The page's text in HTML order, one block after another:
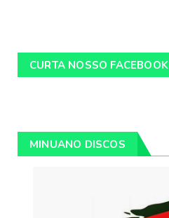
CURTA NOSSO FACEBOOK
MINUANO DISCOS